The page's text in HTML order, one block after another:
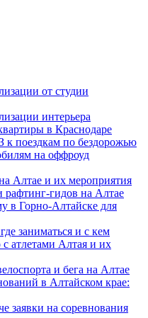
от студии
интерьера
в Краснодаре
к поездкам по бездорожью
на оффроуд
Алтае и их мероприятия
гидов на Алтае
в Горно-Алтайске для
заниматься и с кем
атлетами Алтая и их
и бега на Алтае
в Алтайском крае:
заявки на соревнования